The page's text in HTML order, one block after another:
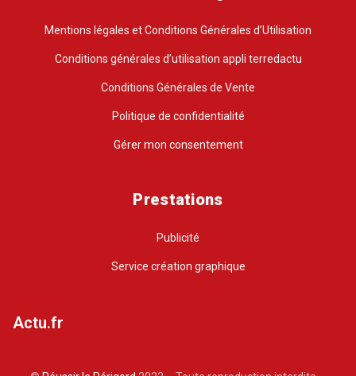
Mentions légales et Conditions Générales d’Utilisation
Conditions générales d’utilisation appli terredactu
Conditions Générales de Vente
Politique de confidentialité
Gérer mon consentement
Prestations
Publicité
Service création graphique
Actu.fr